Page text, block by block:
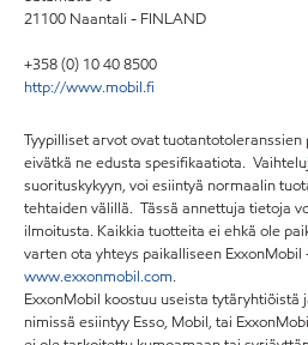
21100 Naantali - FINLAND
+358 (0) 10 40 8500
http://www.mobil.fi
Tyypilliset arvot ovat
eivätkä ne edusta spesifikaatiota.
suorituskykyyn, voi esiintyä normaalin
tehtaiden välillä. Tässä annettuja tietoja
ilmoitusta. Kaikkia tuotteita ei ehkä ole
varten ota yhteys paikalliseen
www.exxonmobil.com.
ExxonMobil koostuu useista
nimissä esiintyy Esso, Mobil, tai